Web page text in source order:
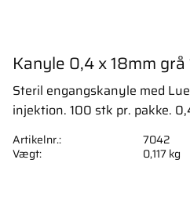
Kanyle 0,4 x 18mm
Steril engangskanyle med
injektion. 100 stk pr. pakke.
Artikelnr.
7042
Vægt
0,117 kg